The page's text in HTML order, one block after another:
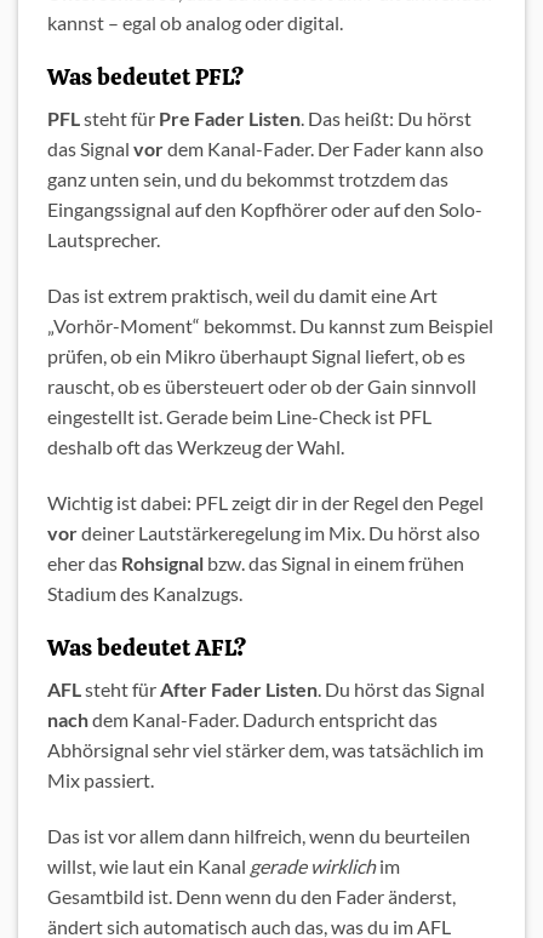
kannst – egal ob analog oder digital.
Was bedeutet PFL?
PFLsteht für Pre Fader Listen. Das heißt: Du hörst
das Signal vordem Kanal-Fader. Der Fader kann also
ganz unten sein, und du bekommst trotzdem das
Eingangssignal auf den Kopfhörer oder auf den Solo-
Lautsprecher.
Das ist extrem praktisch, weil du damit eine Art
„Vorhör-Moment“ bekommst. Du kannst zum Beispiel
prüfen, ob ein Mikro überhaupt Signal liefert, ob es
rauscht, ob es übersteuert oder ob der Gain sinnvoll
eingestellt ist. Gerade beim Line-Check ist PFL
deshalb oft das Werkzeug der Wahl.
Wichtig ist dabei: PFL zeigt dir in der Regel den Pegel
vordeiner Lautstärkeregelung im Mix. Du hörst also
eher das Rohsignal bzw. das Signal in einem frühen
Stadium des Kanalzugs.
Was bedeutet AFL?
AFLsteht fürAfter Fader Listen. Du hörst das Signal
nachdem Kanal-Fader. Dadurch entspricht das
Abhörsignal sehr viel stärker dem, was tatsächlich im
Mix passiert.
Das ist vor allem dann hilfreich, wenn du beurteilen
willst, wie laut ein Kanal gerade wirklichim
Gesamtbild ist. Denn wenn du den Fader änderst,
ändert sich automatisch auch das, was du im AFL